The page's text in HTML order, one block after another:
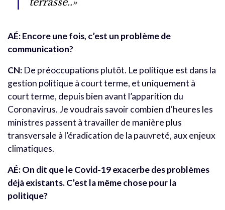
AÉ: Encore une fois, c’est un problème de
communication?
CN: De préoccupations plutôt. Le politique est dans la
gestion politique à court terme, et uniquement à
court terme, depuis bien avant l’apparition du
Coronavirus. Je voudrais savoir combien d‘heures les
ministres passent à travailler de manière plus
transversale à l’éradication de la pauvreté, aux enjeux
climatiques.
AÉ: On dit que le Covid-19 exacerbe des problèmes
déjà existants. C’est la même chose pour la
politique?